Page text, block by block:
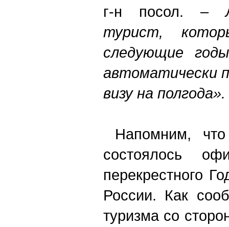
г-н посол. –
турист,
следующие
автоматически
визу на полгода».
Напомним,
состоялось
перекрестного
России. Как
туризма со